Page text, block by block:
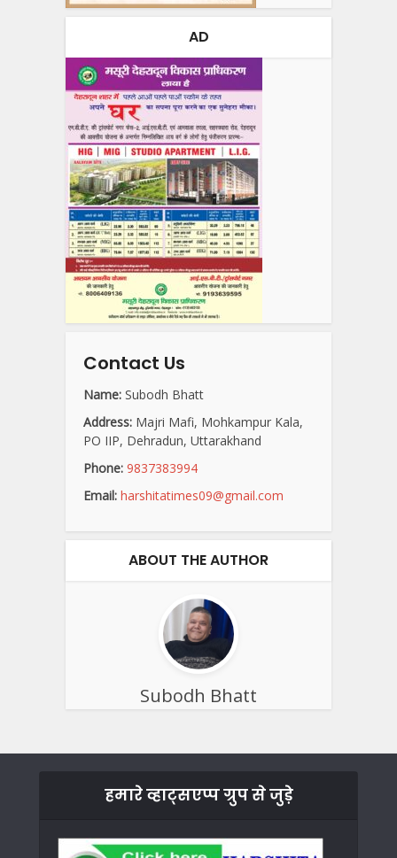
AD
Contact Us
Name: Subodh Bhatt
Address: Majri Mafi, Mohkampur Kala,
PO IIP, Dehradun, Uttarakhand
Phone: 9837383994
Email: harshitatimes09@gmail.com
ABOUT THE AUTHOR
Subodh Bhatt
हमारे व्हाट्सएप्प ग्रुप से जुड़े